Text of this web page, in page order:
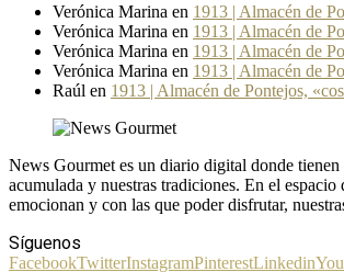
Verónica Marina en 1913 | Almacén de
Verónica Marina en 1913 | Almacén de
Verónica Marina en 1913 | Almacén de
Verónica Marina en 1913 | Almacén de
Raúl en 1913 | Almacén de Pontejos,
News Gourmet es un diario digital donde
acumulada y nuestras tradiciones. En el
emocionan y con las que poder disfrutar,
Síguenos
FacebookTwitterInstagramPinterestLinkedin